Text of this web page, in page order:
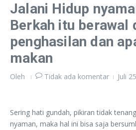
Jalani Hidup
Berkah itu berawal
penghasilan dan
makan
Oleh Tidak ada komentar Juli
Sering hati gundah, pikiran tidak
nyaman, maka hal ini bisa saja